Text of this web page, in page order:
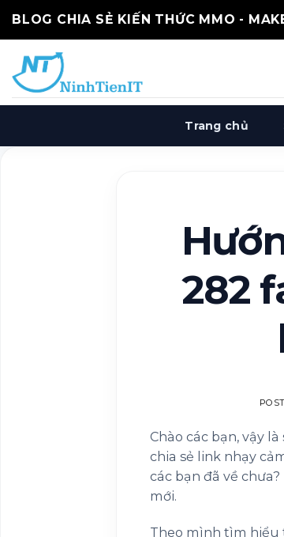
BLOG CHIA SẺ KIẾN THỨC MMO -
Trang chủ
282
Chào các bạn, vậy
chia sẻ link nhạy
các bạn đã về
mới.
Theo mình tìm hiểu